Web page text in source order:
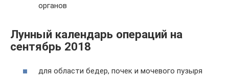
органов
Лунный календарь операций на
сентябрь 2018
для области бедер, почек и мочевого пузыря